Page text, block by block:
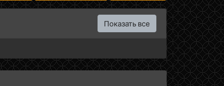
Показать все